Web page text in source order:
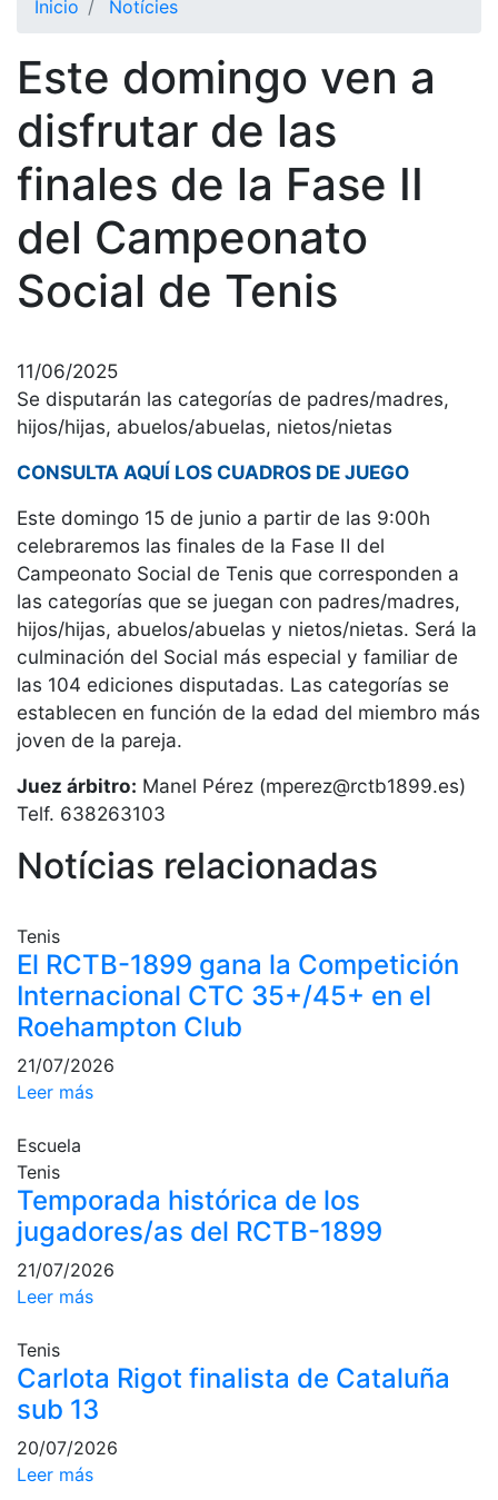
Historia
Nuestra
historia
Cronología
Presidentes
Organización
Junta
directiva
y comités
Estructura
ejecutiva
Fundación
Instalaciones
Preguntas
Frecuentes
(FAQs)
Trabaja con
nosotros
Área deportiva
Escuela de
Next Gen
Leyendas
Jugadores
profesionales
Competiciones
Campeonato
Social de Tenis
Cuadros de
Cuadro de
Honor
Campeonato
Social
Normativa
Pádel
Escuela de
Pádel
Inicio Notícies
Este domingo ven a
disfrutar de las
finales de la Fase II
del Campeonato
Social de Tenis
11/06/2025
Se disputarán las categorías de padres/madres,
hijos/hijas, abuelos/abuelas, nietos/nietas
CONSULTA AQUÍ LOS CUADROS DE JUEGO
Este domingo 15 de junio a partir de las 9:00h
celebraremos las finales de la Fase II del
Campeonato Social de Tenis que corresponden a
las categorías que se juegan con padres/madres,
hijos/hijas, abuelos/abuelas y nietos/nietas. Será la
culminación del Social más especial y familiar de
las 104 ediciones disputadas. Las categorías se
establecen en función de la edad del miembro más
joven de la pareja.
Juez árbitro: Manel Pérez (mperez@rctb1899.es)
Telf. 638263103
Notícias relacionadas
Tenis
El RCTB-1899 gana la Competición
Internacional CTC 35+/45+ en el
Roehampton Club
21/07/2026
Leer más
Escuela
Tenis
Temporada histórica de los
jugadores/as del RCTB-1899
21/07/2026
Leer más
Tenis
Carlota Rigot finalista de Cataluña
sub 13
20/07/2026
Leer más